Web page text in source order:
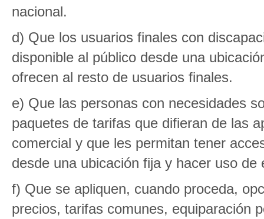
nacional.
d) Que los usuarios finales con
disponible al público desde una
ofrecen al resto de usuarios finales.
e) Que las personas con necesidades
paquetes de tarifas que difieran de las
comercial y que les permitan tener
desde una ubicación fija y hacer uso de
f) Que se apliquen, cuando proceda,
precios, tarifas comunes, equiparación